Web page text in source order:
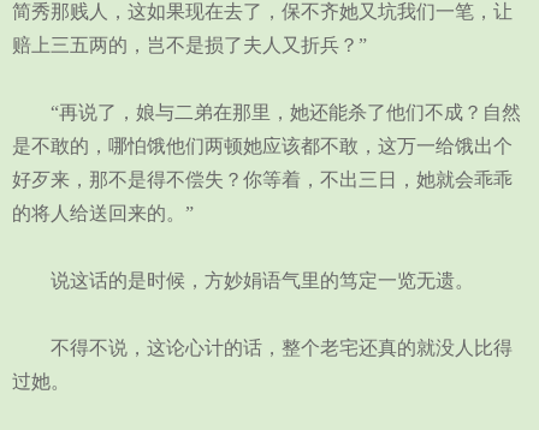
简秀那贱人，这如果现在去了，保不齐她又坑我们一笔，让
赔上三五两的，岂不是损了夫人又折兵？”
“再说了，娘与二弟在那里，她还能杀了他们不成？自然
是不敢的，哪怕饿他们两顿她应该都不敢，这万一给饿出个
好歹来，那不是得不偿失？你等着，不出三日，她就会乖乖
的将人给送回来的。”
说这话的是时候，方妙娟语气里的笃定一览无遗。
不得不说，这论心计的话，整个老宅还真的就没人比得
过她。